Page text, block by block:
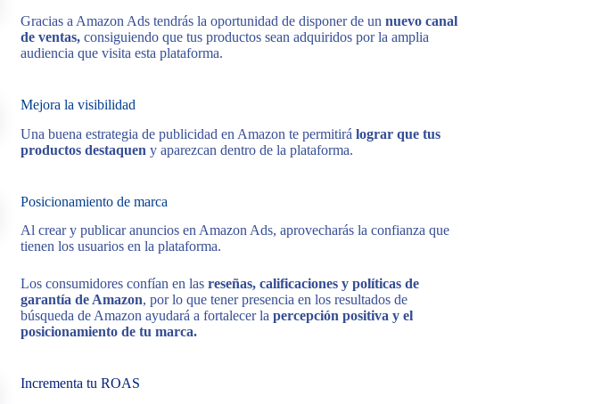
Gracias a Amazon Ads tendrás la oportunidad de disponer de un nuevo canal
de ventas,consiguiendo que tus productos sean adquiridos por la amplia
audiencia que visita esta plataforma.
Mejora la visibilidad
Una buena estrategia de publicidad en Amazon te permitirá lograr que tus
productos destaquen y aparezcan dentro de la plataforma.
Posicionamiento de marca
Al crear y publicar anuncios en Amazon Ads, aprovecharás la confianza que
tienen los usuarios en la plataforma.
Los consumidores confían en lasreseñas, calificaciones y políticas de
garantía de Amazon, por lo que tener presencia en los resultados de
búsqueda de Amazon ayudará a fortalecer la percepción positiva y el
posicionamiento de tu marca.
Incrementa tu ROAS